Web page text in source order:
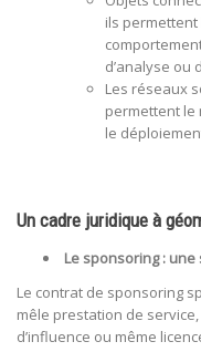
ils
d’analyse ou
Les réseaux
permettent le
le
Un cadre juridique à
Le sponsoring :
Le contrat de sponsoring
mêle prestation de
d’influence ou même